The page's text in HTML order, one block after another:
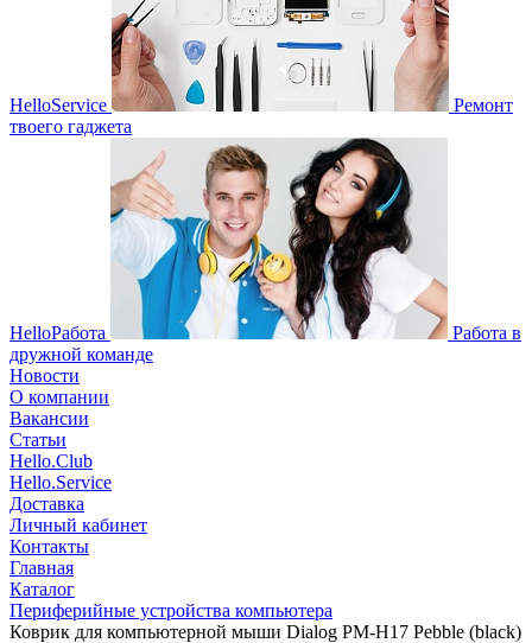
HelloService
Ремонт
твоего гаджета
HelloРабота
Работа в
дружной команде
Новости
О компании
Вакансии
Статьи
Hello.Club
Hello.Service
Доставка
Личный кабинет
Контакты
Главная
Каталог
Периферийные устройства компьютера
Коврик для компьютерной мыши Dialog PM-H17 Pebble (black)